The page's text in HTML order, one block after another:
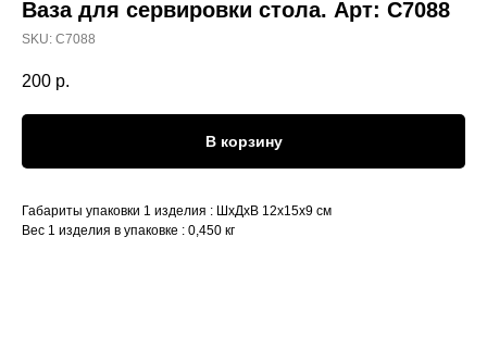
Ваза для сервировки стола. Арт: С7088
SKU: С7088
200 р.
В корзину
Габариты упаковки 1 изделия : ШхДхВ 12х15х9 см
Вес 1 изделия в упаковке : 0,450 кг